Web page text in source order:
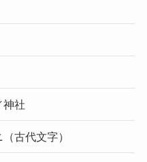
神社
古代文字）